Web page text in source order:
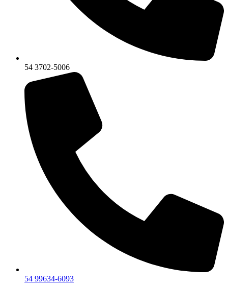
54 3702-5006
54 99634‑6093‬